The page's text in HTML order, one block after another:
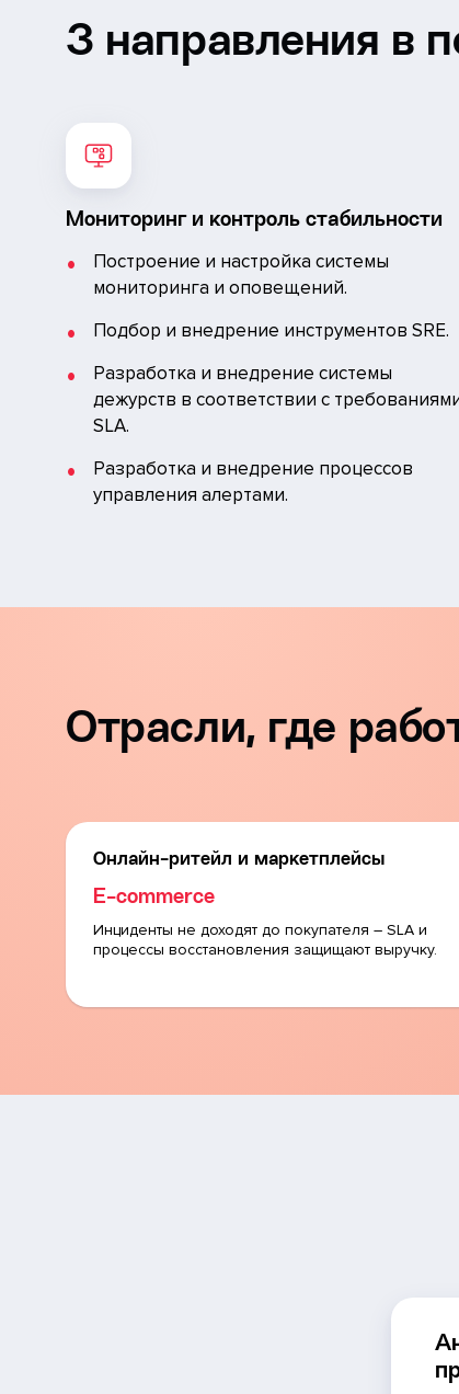
3 направления в
Мониторинг и контроль стабильности
Построение и настройка системы
мониторинга и оповещений.
Подбор и внедрение инструментов SRE.
Разработка и внедрение системы
дежурств в соответствии с
SLA.
Разработка и внедрение процессов
управления алертами.
Отрасли, где
Онлайн-ритейл и маркетплейсы
E-commerce
Инциденты не доходят до покупателя – SLA и
процессы восстановления защищают выручку.